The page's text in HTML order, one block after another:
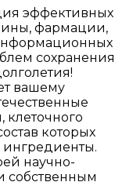
эффективных
фармации,
сохранения
вашему
клеточного
которых
ингредиенты.
научно-
собственным